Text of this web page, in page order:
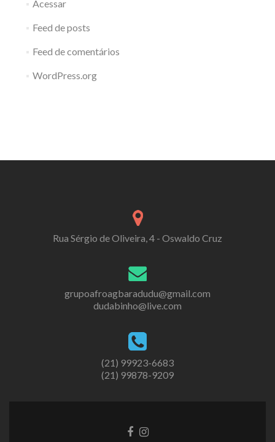
Acessar
Feed de posts
Feed de comentários
WordPress.org
Rua Sérgio de Oliveira, 4 - Oswaldo Cruz
grupoafroagbaradudu@gmail.com
dudabinho@live.com
(21) 99923-6683
(21) 99878-9209
Go Go